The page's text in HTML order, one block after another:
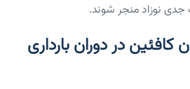
جدی نوزاد منجر شوند.
در دوران بارداری